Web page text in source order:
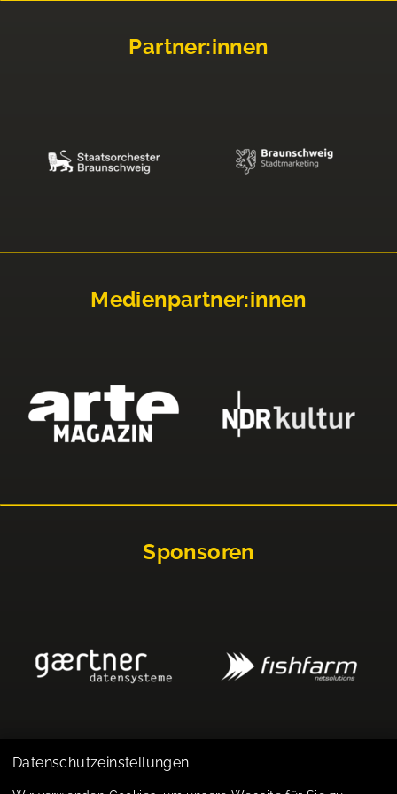
Partner:innen
Medienpartner:innen
Sponsoren
Datenschutzeinstellungen